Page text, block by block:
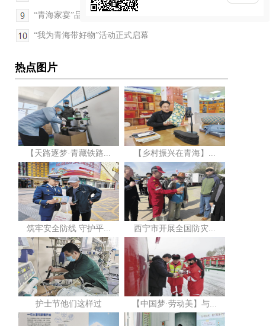
“青海家宴”品牌全球首次发布
“我为青海带好物”活动正式启幕
热点图片
【天路逐梦·青藏铁路... 【乡村振兴在青海】...
筑牢安全防线 守护平... 西宁市开展全国防灾...
护士节他们这样过 【中国梦·劳动美】与...